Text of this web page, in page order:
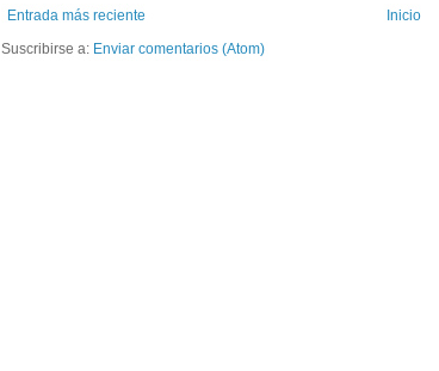
Entrada más reciente
Inicio
Suscribirse a: Enviar comentarios (Atom)